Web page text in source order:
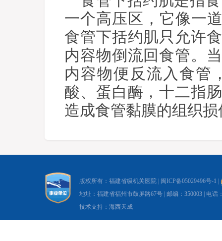
一个高压区，它像一
食管下括约肌只允许
内容物倒流回食管。
内容物便反流入食管
酸、蛋白酶，十二指
造成食管黏膜的组织损
版权所有：福建省级机关医院 | 闽ICP备05029496号-1
地址：福建省福州市鼓屏路67号 | 邮编：350003 | 电话
技术支持：海西天成